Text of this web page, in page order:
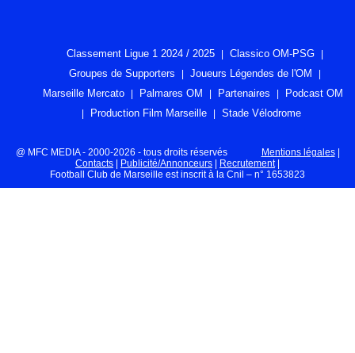
Classement Ligue 1 2024 / 2025
Classico OM-PSG
Groupes de Supporters
Joueurs Légendes de l'OM
Marseille Mercato
Palmares OM Partenaires
Podcast OM
Production Film Marseille
Stade Vélodrome
@ MFC MEDIA - 2000-2026 - tous droits réservés Mentions légales|
Contacts
Publicité/Annonceurs Recrutement|
Football Club de Marseille est inscrit à la Cnil – n° 1653823